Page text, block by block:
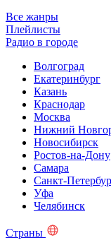
Все жанры
Плейлисты
Радио в городе
Волгоград
Екатеринбург
Казань
Краснодар
Москва
Нижний
Новосибирск
Ростов-на-Дону
Самара
Санкт-
Уфа
Челябинск
Страны